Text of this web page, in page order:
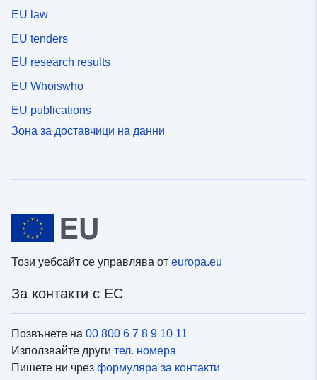
EU law
EU tenders
EU research results
EU Whoiswho
EU publications
Зона за доставчици на данни
Този уебсайт се управлява от europa.eu
За контакти с ЕС
Позвънете на 00 800 6 7 8 9 10 11
Използвайте други тел. номера
Пишете ни чрез формуляра за контакти